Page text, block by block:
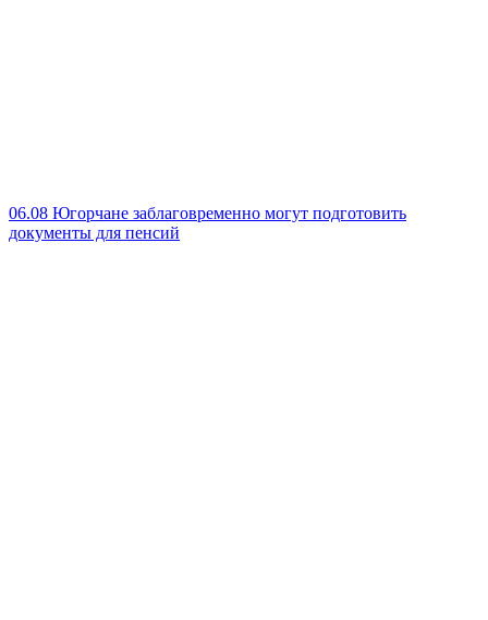
06.08 Югорчане заблаговременно могут подготовить
документы для пенсий